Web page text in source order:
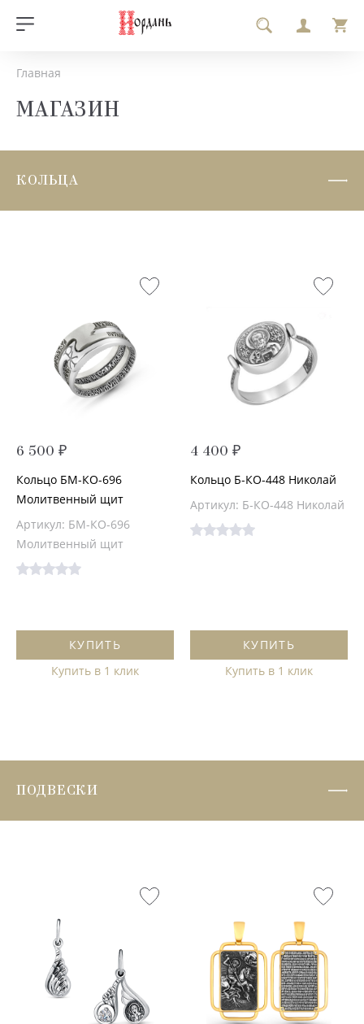
Главная
МАГАЗИН
КОЛЬЦА
6 500 ₽
Кольцо БМ-КО-696
Молитвенный щит
Артикул: БМ-КО-696
Молитвенный щит
КУПИТЬ
Купить в 1 клик
4 400 ₽
Кольцо Б-КО-448 Николай
Артикул: Б-КО-448 Николай
КУПИТЬ
Купить в 1 клик
ПОДВЕСКИ